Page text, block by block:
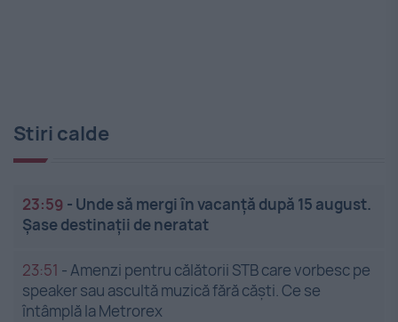
Stiri calde
23:59 - Unde să mergi în vacanță după 15 august.
Șase destinații de neratat
23:51 - Amenzi pentru călătorii STB care vorbesc pe
speaker sau ascultă muzică fără căști. Ce se
întâmplă la Metrorex